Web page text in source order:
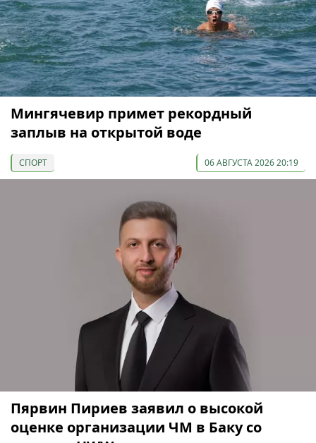
Мингячевир примет рекордный
заплыв на открытой воде
СПОРТ 06 АВГУСТА 2026 20:19
Пярвин Пириев заявил о высокой
оценке организации ЧМ в Баку со